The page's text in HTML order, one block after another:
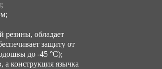
обладает
защиту от
до -45 °С);
конструкция язычка